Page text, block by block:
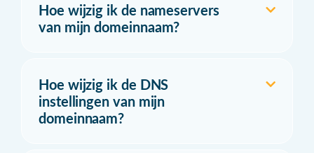
Hoe wijzig ik de nameservers
van mijn domeinnaam?
Hoe wijzig ik de DNS
instellingen van mijn
domeinnaam?